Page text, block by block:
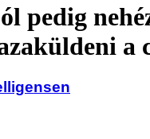
pedig
a